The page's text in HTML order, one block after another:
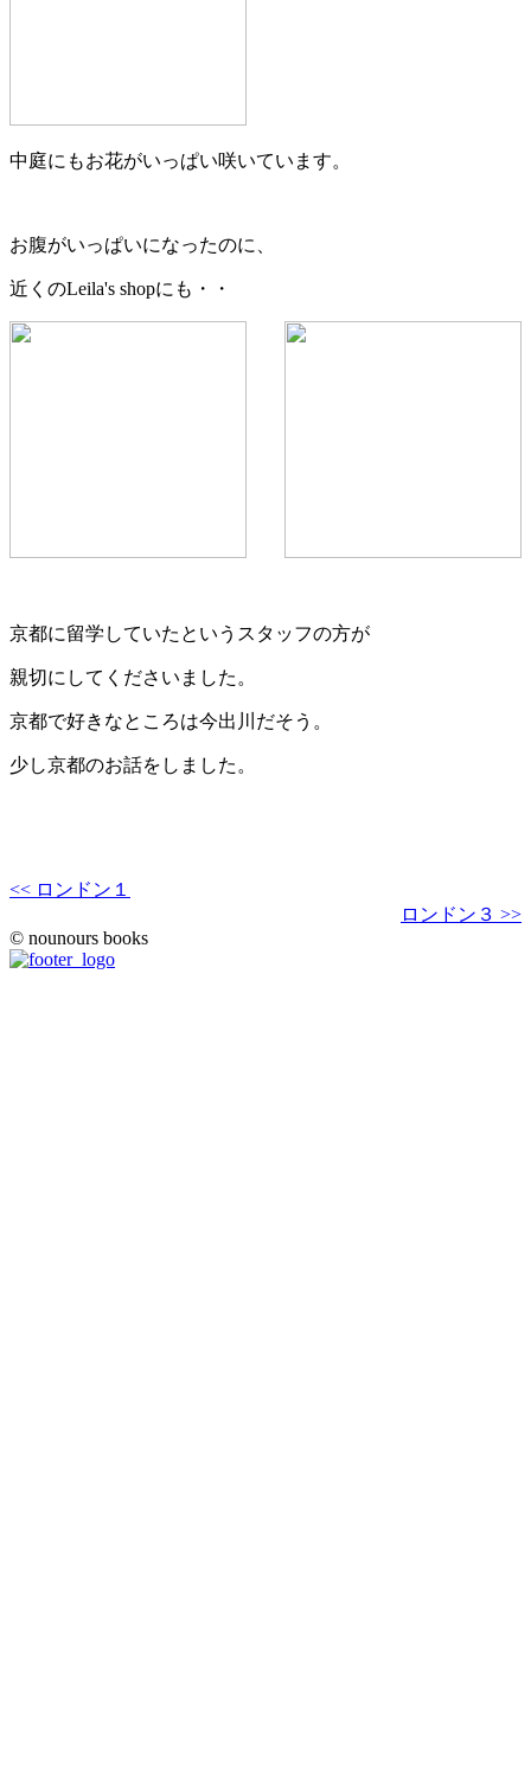
中庭にもお花がいっぱい咲いています。
お腹がいっぱいになったのに、
近くのLeila's shopにも・・
京都に留学していたというスタッフの方が
親切にしてくださいました。
京都で好きなところは今出川だそう。
少し京都のお話をしました。
<< ロンドン１
ロンドン３ >>
© nounours books